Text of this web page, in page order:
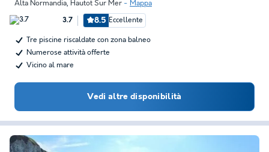
Alta Normandia, Hautot Sur Mer Mappa
3.7 8.5 Eccellente
Tre piscine riscaldate con zona balneo
Numerose attività offerte
Vicino al mare
Vedi altre disponibilità